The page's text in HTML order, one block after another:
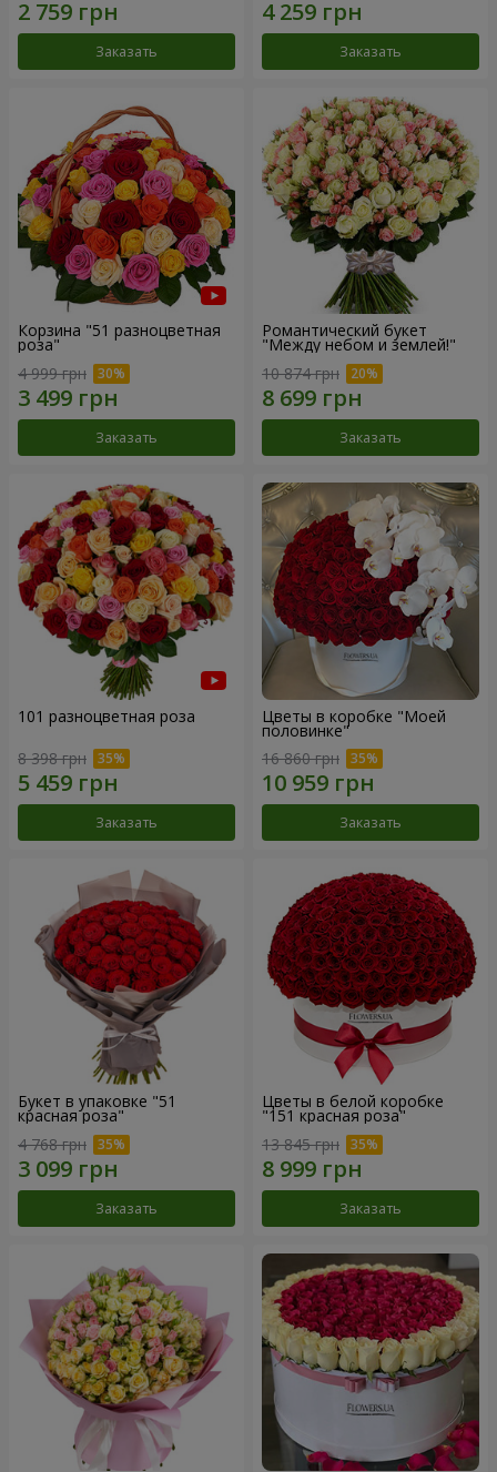
Заказать Заказать
Корзина "51 разноцветная
роза"
4 999 грн
Заказать
Романтический букет
"Между небом и землей!"
10 874 грн
Заказать
101 разноцветная роза
8 398 грн
Заказать
Цветы в коробке "Моей
половинке"
16 860 грн
Заказать
Букет в упаковке "51
красная роза"
4 768 грн
Заказать
Цветы в белой коробке
"151 красная роза"
13 845 грн
Заказать